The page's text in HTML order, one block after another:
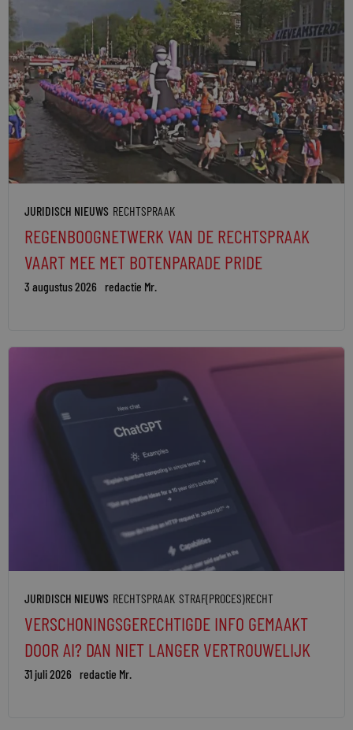
JURIDISCH NIEUWS RECHTSPRAAK
REGENBOOGNETWERK VAN DE RECHTSPRAAK
VAART MEE MET BOTENPARADE PRIDE
3 augustus 2026 redactie Mr.
JURIDISCH NIEUWS RECHTSPRAAK STRAF(PROCES)RECHT
VERSCHONINGSGERECHTIGDE INFO GEMAAKT
DOOR AI? DAN NIET LANGER VERTROUWELIJK
31 juli 2026 redactie Mr.